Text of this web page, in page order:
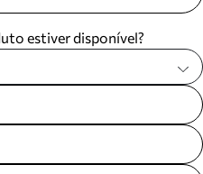
estiver disponível?